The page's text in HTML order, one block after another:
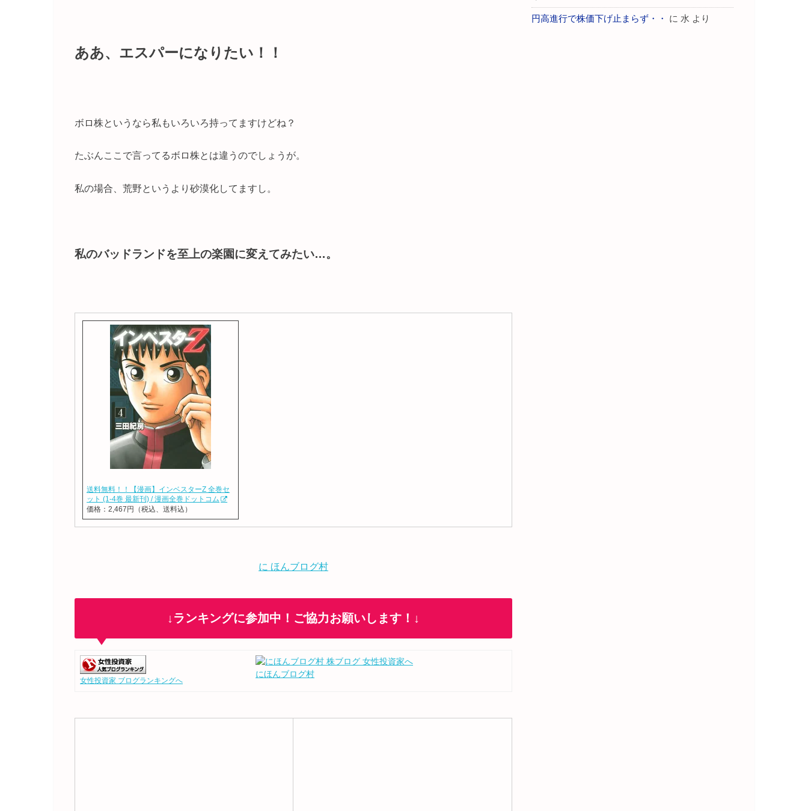
ああ、エスパーになりたい！！
ボロ株というなら私もいろいろ持ってますけどね？
たぶんここで言ってるボロ株とは違うのでしょうが。
私の場合、荒野というより砂漠化してますし。
私のバッドランドを至上の楽園に変えてみたい…。
送料無料！！【漫画】インベスターZ 全巻セ
ット (1-4巻 最新刊) / 漫画全巻ドットコム
価格：2,467円（税込、送料込）
に ほんブログ村
↓ランキングに参加中！ご協力お願いします！↓
女性投資家 ブログランキングへ
にほんブログ村
円高進行で株価下げ止まらず・・ に 水 より